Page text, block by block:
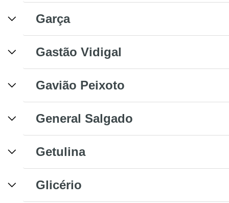
Garça
Gastão Vidigal
Gavião Peixoto
General Salgado
Getulina
Glicério